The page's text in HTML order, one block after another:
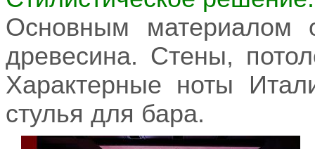
Основным материалом
древесина. Стены,
Характерные ноты
стулья для бара.